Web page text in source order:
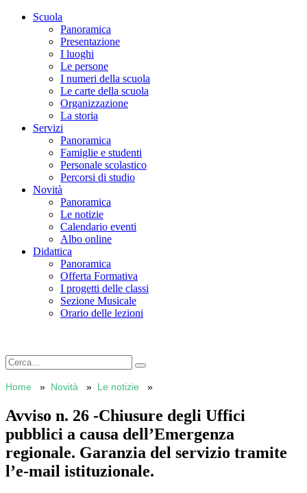
Scuola
Panoramica
Presentazione
I luoghi
Le persone
I numeri della scuola
Le carte della scuola
Organizzazione
La storia
Servizi
Panoramica
Famiglie e studenti
Personale scolastico
Percorsi di studio
Novità
Panoramica
Le notizie
Calendario eventi
Albo online
Didattica
Panoramica
Offerta Formativa
I progetti delle classi
Sezione Musicale
Orario delle lezioni
Home Novità Le notizie
Avviso n. 26 -Chiusure degli Uffici
pubblici a causa dell’Emergenza
regionale. Garanzia del servizio tramite
l’e-mail istituzionale.